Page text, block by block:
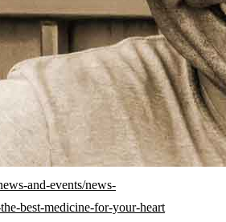
and-events/news-
best-medicine-for-your-heart